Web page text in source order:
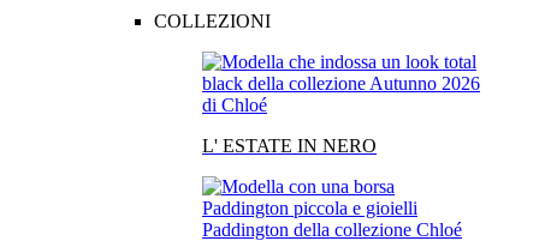
COLLEZIONI
L' ESTATE IN NERO